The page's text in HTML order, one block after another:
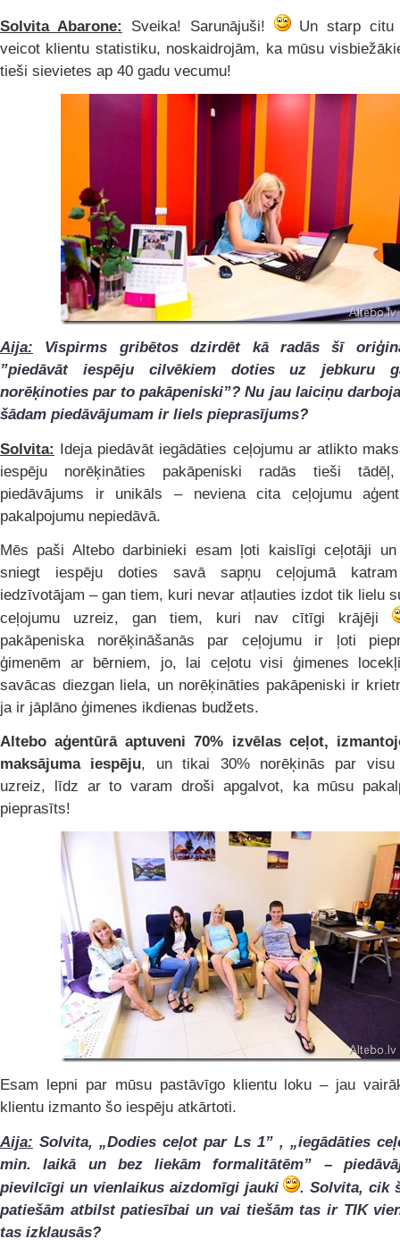
Solvita Abarone: Sveika! Sarunājuši!
Un starp citu
veicot klientu statistiku, noskaidrojām, ka mūsu
tieši sievietes ap 40 gadu vecumu!
Aija: Vispirms gribētos dzirdēt kā radās šī
”piedāvāt iespēju cilvēkiem doties uz jebkuru
norēķinoties par to pakāpeniski”?Nu jau laiciņu
šādam piedāvājumam ir liels pieprasījums?
Solvita: Ideja piedāvāt iegādāties ceļojumu ar atlikto
iespēju norēķināties pakāpeniski radās tieši
piedāvājums ir unikāls – neviena cita ceļojumu
pakalpojumu nepiedāvā.
Mēs paši Altebo darbinieki esam ļoti kaislīgi ceļotāji un
sniegt iespēju doties savā sapņu ceļojumā
iedzīvotājam – gan tiem, kuri nevar atļauties izdot tik lielu
ceļojumu uzreiz, gan tiem, kuri nav cītīgi krājēji
pakāpeniska norēķināšanās par ceļojumu ir ļoti
ģimenēm ar bērniem, jo, lai ceļotu visi ģimenes
savācas diezgan liela, un norēķināties pakāpeniski ir
ja ir jāplāno ģimenes ikdienas budžets.
Altebo aģentūrā aptuveni 70% izvēlas ceļot,
maksājuma iespēju, un tikai 30% norēķinās par visu
uzreiz, līdz ar to varam droši apgalvot, ka mūsu
pieprasīts!
Esam lepni par mūsu pastāvīgo klientu loku – jau
klientu izmanto šo iespēju atkārtoti.
Aija: Solvita, „Dodies ceļot par Ls 1” , „iegādāties
min. laikā un bez liekām formalitātēm” –
pievilcīgi un vienlaikus aizdomīgi jauki
. Solvita, cik
patiešām atbilst patiesībai un vai tiešām tas ir TIK
tas izklausās?